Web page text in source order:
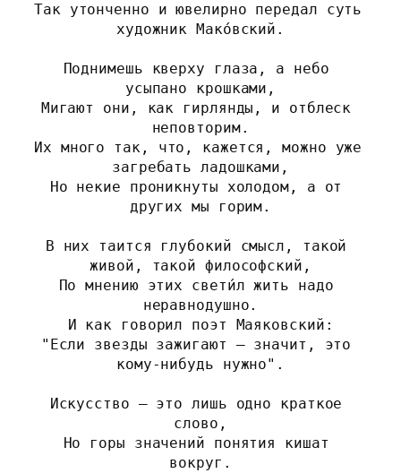
Так утонченно и ювелирно передал суть
художник Мако́вский.
Поднимешь кверху глаза, а небо
усыпано крошками,
Мигают они, как гирлянды, и отблеск
неповторим.
Их много так, что, кажется, можно уже
загребать ладошками,
Но некие проникнуты холодом, а от
других мы горим.
В них таится глубокий смысл, такой
живой, такой философский,
По мнению этих свети́л жить надо
неравнодушно.
И как говорил поэт Маяковский:
"Если звезды зажигают – значит, это
кому-нибудь нужно".
Искусство – это лишь одно краткое
слово,
Но горы значений понятия кишат
вокруг.